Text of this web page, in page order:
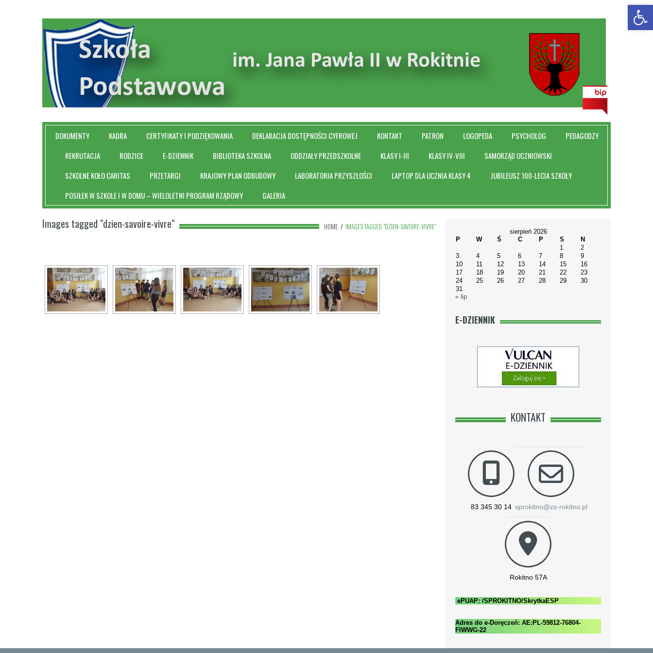
DOKUMENTY KADRA CERTYFIKATY I PODZIĘKOWANIA DEKLARACJA DOSTĘPNOŚCI CYFROWEJ KONTAKT PATRON LOGOPEDA PSYCHOLOG
PEDAGODZY
REKRUTACJA
RODZICE E-DZIENNIK BIBLIOTEKA SZKOLNA ODDZIAŁY PRZEDSZKOLNE KLASY I-III KLASY IV-VIII
SAMORZĄD UCZNIOWSKI
SZKOLNE KOŁO CARITAS
PRZETARGI KRAJOWY PLAN ODBUDOWY LABORATORIA PRZYSZŁOŚCI LAPTOP DLA UCZNIA KLASY 4
JUBILEUSZ 100-LECIA SZKOŁY
POSIŁEK W SZKOLE I W DOMU – WIELOLETNI PROGRAM RZĄDOWY
GALERIA
HOME / IMAGES TAGGED "DZIEN-SAVOIRE-VIVRE"
Images tagged "dzien-savoire-vivre"
sierpień 2026
P
W Ś C P S
N
1
2
3
4 5 6 7 8
9
10
11 12 13 14 15
16
17
18 19 20 21 22
23
24
25 26 27 28 29
30
31
« lip
E-DZIENNIK
KONTAKT
83 345 30 14 sprokitno@zs-rokitno.pl
Rokitno 57A
ePUAP: /SPROKITNO/SkrytkaESP
Adres do e-Doręczeń: AE:PL-59812-76804-
FIWWG-22